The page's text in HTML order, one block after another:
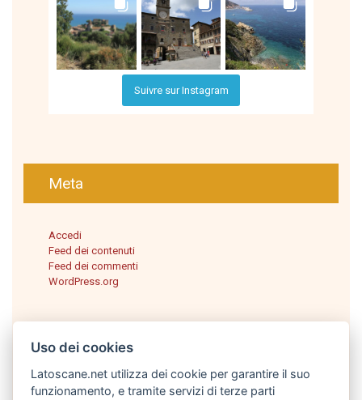
Suivre sur Instagram
Meta
Accedi
Feed dei contenuti
Feed dei commenti
WordPress.org
Uso dei cookies
Latoscane.net utilizza dei cookie per garantire il suo
funzionamento, e tramite servizi di terze parti